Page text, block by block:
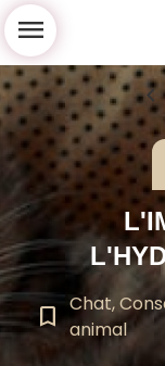
menu
chevron_left
bookmark_border Chat,
animal